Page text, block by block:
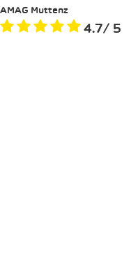
AMAG Muttenz
4.7/ 5